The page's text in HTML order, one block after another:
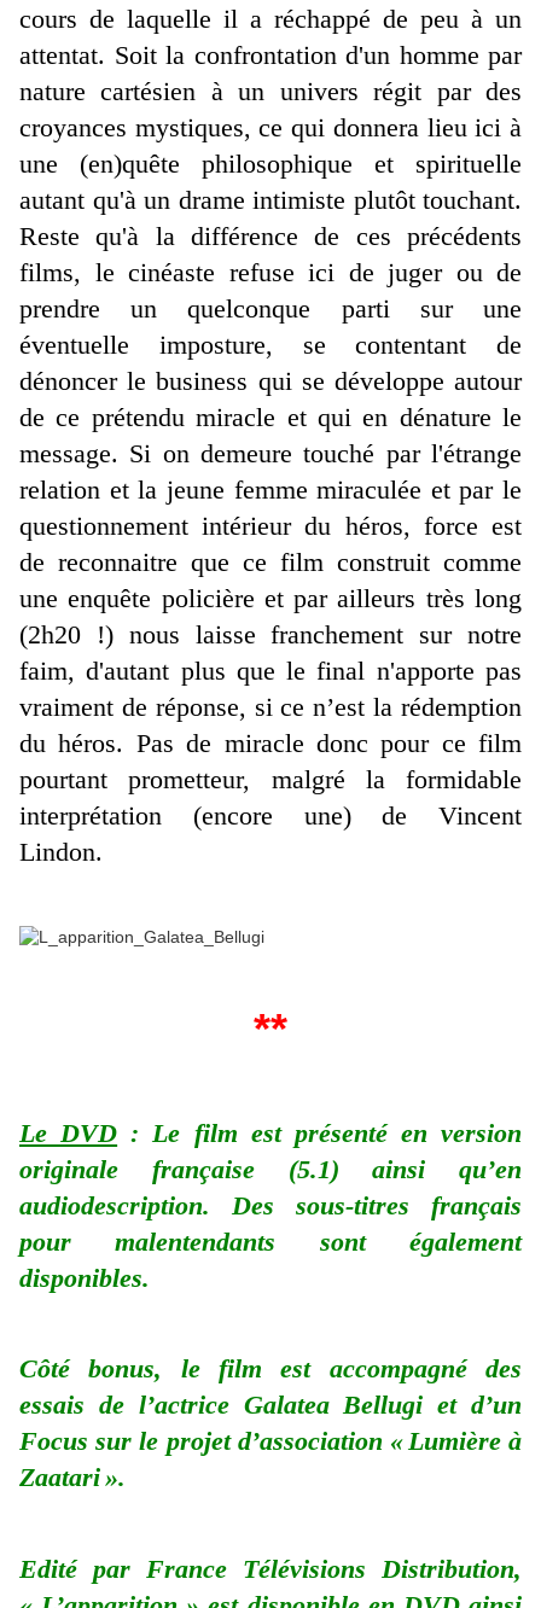
cours de laquelle il a réchappé de peu à un
attentat. Soit la confrontation d'un homme par
nature cartésien à un univers régit par des
croyances mystiques, ce qui donnera lieu ici à
une (en)quête philosophique et spirituelle
autant qu'à un drame intimiste plutôt touchant.
Reste qu'à la différence de ces précédents
films, le cinéaste refuse ici de juger ou de
prendre un quelconque parti sur une
éventuelle imposture, se contentant de
dénoncer le business qui se développe autour
de ce prétendu miracle et qui en dénature le
message. Si on demeure touché par l'étrange
relation et la jeune femme miraculée et par le
questionnement intérieur du héros, force est
de reconnaitre que ce film construit comme
une enquête policière et par ailleurs très long
(2h20 !) nous laisse franchement sur notre
faim, d'autant plus que le final n'apporte pas
vraiment de réponse, si ce n’est la rédemption
du héros. Pas de miracle donc pour ce film
pourtant prometteur, malgré la formidable
interprétation (encore une) de Vincent
Lindon.
**
Le DVD : Le film est présenté en version
originale française (5.1) ainsi qu’en
audiodescription. Des sous-titres français
pour malentendants sont également
disponibles.
Côté bonus, le film est accompagné des
essais de l’actrice Galatea Bellugi et d’un
Focus sur le projet d’association « Lumière à
Zaatari ».
Edité par France Télévisions Distribution,